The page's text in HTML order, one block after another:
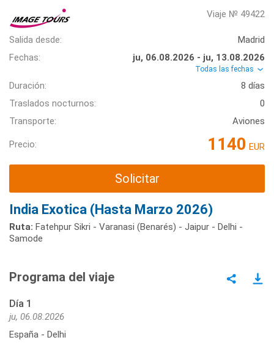
Viaje № 49422
Salida desde:
Madrid
Fechas:
ju, 06.08.2026 - ju, 13.08.2026
Todas las fechas
Duración:
8 días
Traslados nocturnos:
0
Transporte:
Aviones
Precio: 1140 EUR
Solicitar
India Exotica (Hasta Marzo 2026)
Ruta: Fatehpur Sikri - Varanasi (Benarés) - Jaipur - Delhi -
Samode
Programa del viaje
Día 1
ju, 06.08.2026
España - Delhi